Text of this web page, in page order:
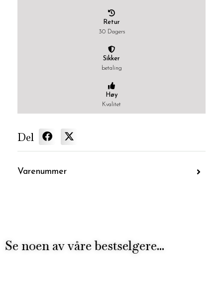
Retur
30 Dagers
Sikker
betaling
Høy
Kvalitet
Del
Varenummer
Se noen av våre bestselgere...